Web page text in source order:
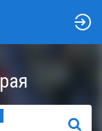
НАЙТИ